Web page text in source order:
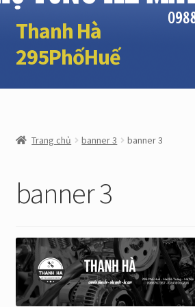
Đi
đến
Điều
Chuyển
đến
nội
Thanh Hà
295PhốHuế
Trang chủ
TÀI KHOẢN
LIÊN HỆ
Trang chủ banner 3 banner 3
banner 3